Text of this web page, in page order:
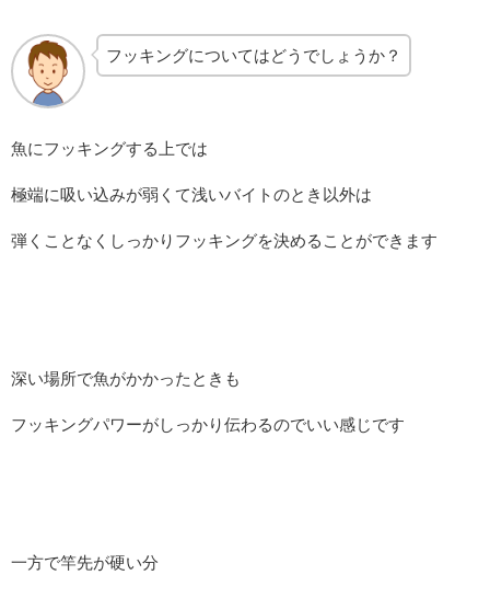
フッキングについてはどうでしょうか？
魚にフッキングする上では
極端に吸い込みが弱くて浅いバイトのとき以外は
弾くことなくしっかりフッキングを決めることができます
深い場所で魚がかかったときも
フッキングパワーがしっかり伝わるのでいい感じです
一方で竿先が硬い分